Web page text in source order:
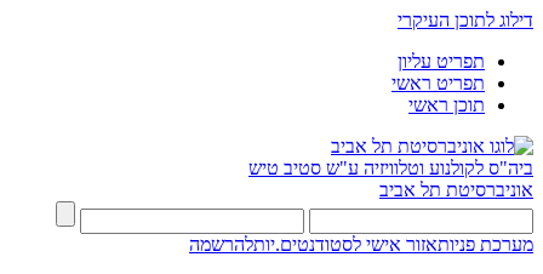
דילוג לתוכן העיקרי
תפריט עליון
תפריט ראשי
תוכן ראשי
ביה"ס לקולנוע וטלוויזיה ע"ש סטיב טיש
אוניברסיטת תל אביב
מערכת פניותאזור אישי לסטודנטים.יותלהרשמה